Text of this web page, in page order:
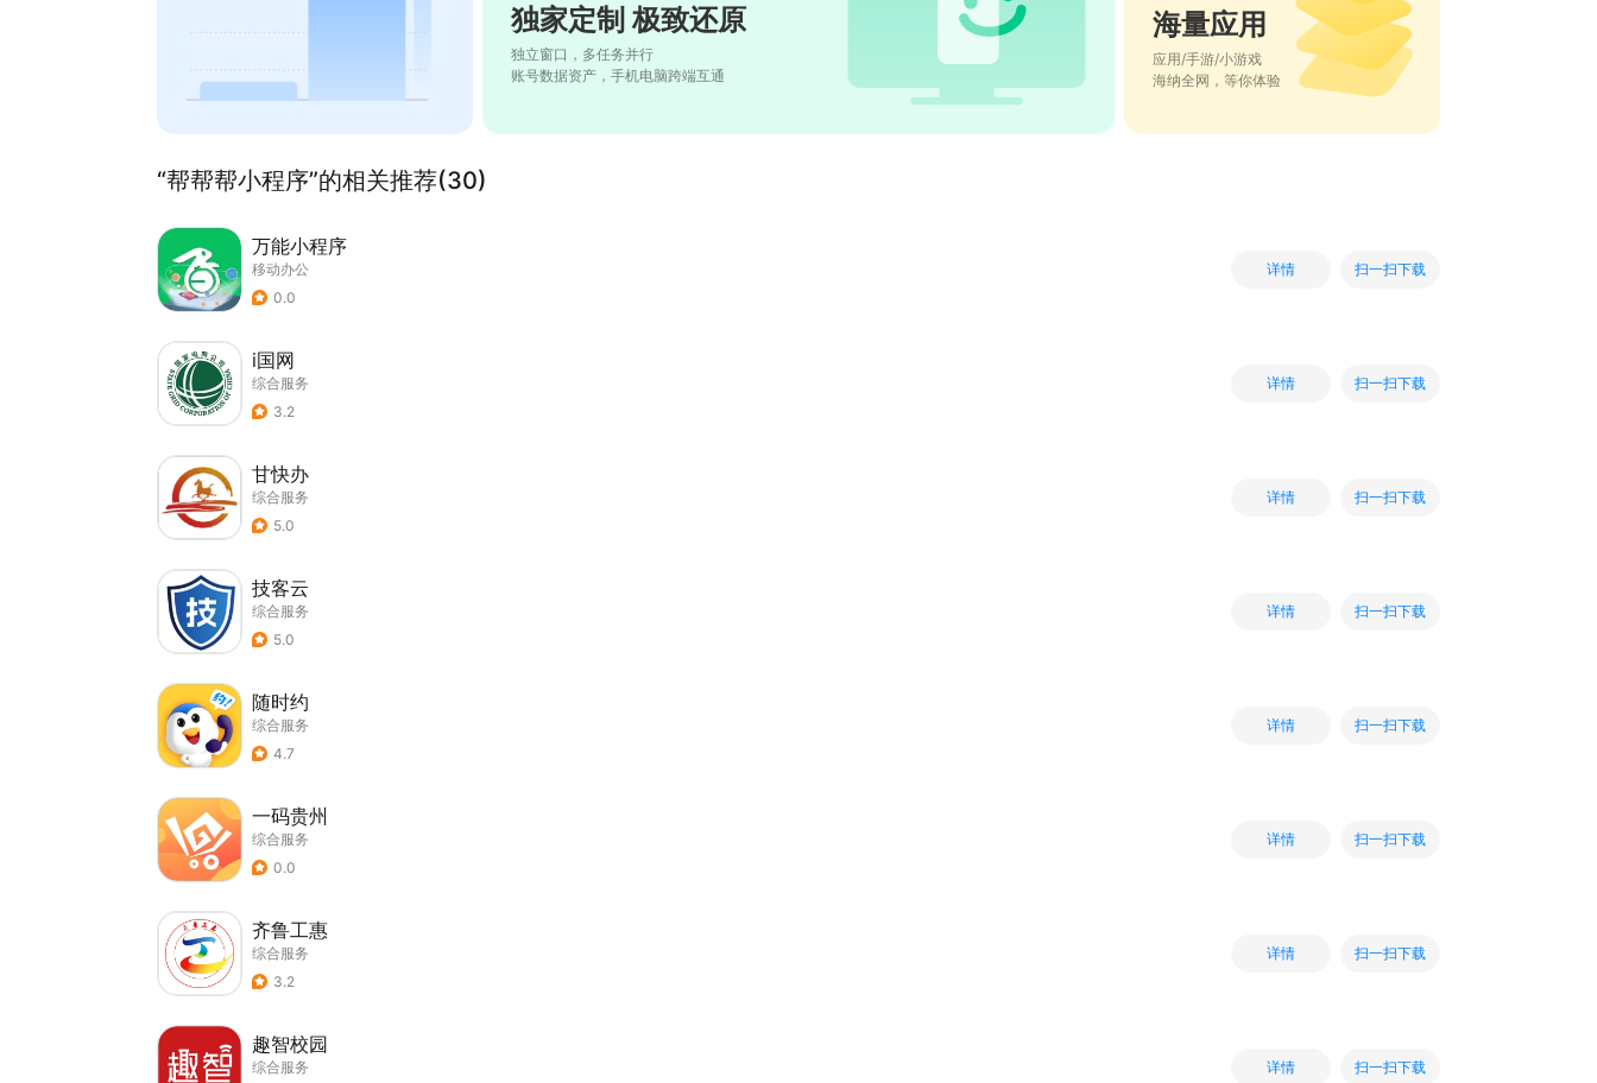
独家定制 极致还原
独立窗口，多任务并行
账号数据资产，手机电脑跨端互通
海量应用
应用/手游/小游戏
海纳全网，等你体验
“帮帮帮小程序”的相关推荐(30)
万能小程序
移动办公
0.0
详情 扫一扫下载
i国网
综合服务
3.2
详情 扫一扫下载
甘快办
综合服务
5.0
详情 扫一扫下载
技客云
综合服务
5.0
详情 扫一扫下载
随时约
综合服务
4.7
详情 扫一扫下载
一码贵州
综合服务
0.0
详情 扫一扫下载
齐鲁工惠
综合服务
3.2
详情 扫一扫下载
趣智校园
综合服务
详情 扫一扫下载